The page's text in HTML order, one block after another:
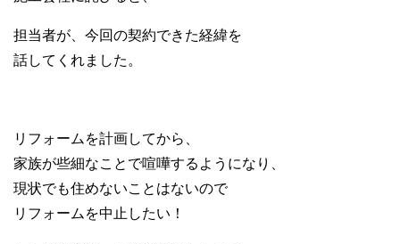
担当者が、今回の契約できた経緯を
話してくれました。
リフォームを計画してから、
家族が些細なことで喧嘩するようになり、
現状でも住めないことはないので
リフォームを中止したい！